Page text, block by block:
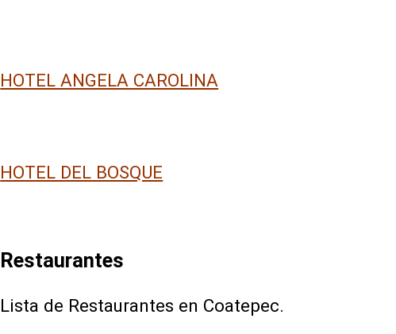
HOTEL ANGELA CAROLINA
HOTEL DEL BOSQUE
Restaurantes
Lista de Restaurantes en Coatepec.